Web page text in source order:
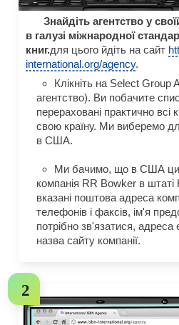
Знайдіть агентство у
в галузі міжнародної
книг.для цього йдіть на сайт
international.org/agency.
Клікніть на Select Group
агентство). Ви побачите
перераховані практично всі
свою країну. Ми виберемо
в США.
Ми бачимо, що в США
компанія RR Bowker в
вказані поштова адреса
телефонів і факсів, ім'я
потрібно зв'язатися, адреса
назва сайту компанії.